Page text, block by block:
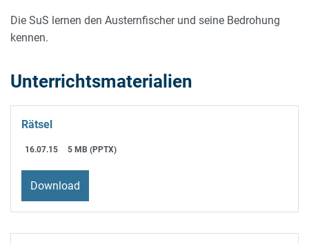
Die SuS lernen den Austernfischer und seine Bedrohung
kennen.
Unterrichtsmaterialien
Rätsel
16.07.15 5 MB (PPTX)
Download